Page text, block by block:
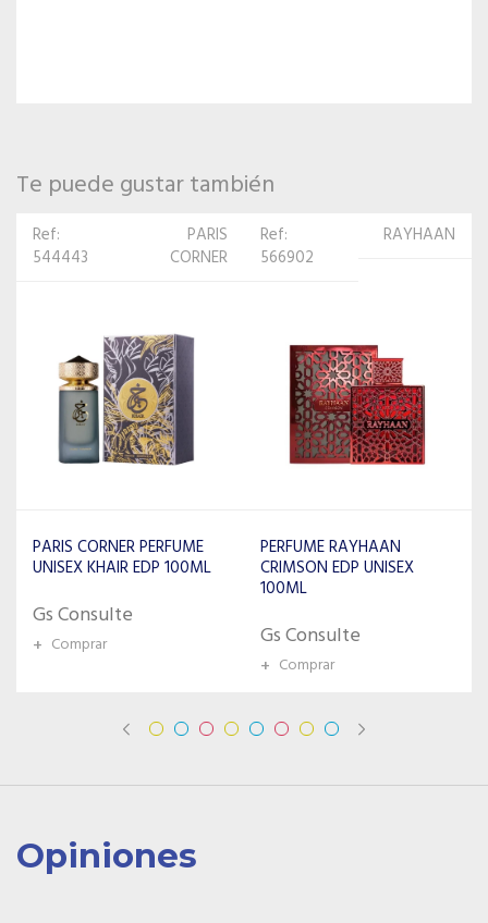
Te puede gustar también
Ref:
566902
RAYHAAN
PERFUME RAYHAAN
CRIMSON EDP UNISEX
Gs Consulte
Ref: 522519 LATTAFA
EMBRACE EDP UNISEX
100ML
+ Comprar
Opiniones